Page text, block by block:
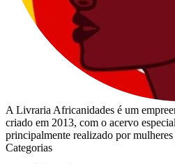
A Livraria Africanidades é um
criado em 2013, com o acervo
principalmente realizado por mulheres
Categorias